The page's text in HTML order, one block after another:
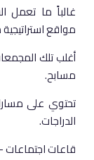
غالباً ما تعمل
مواقع
أغلب تلك
مسابح.
تحتوي على
الدراجات.
قاعات